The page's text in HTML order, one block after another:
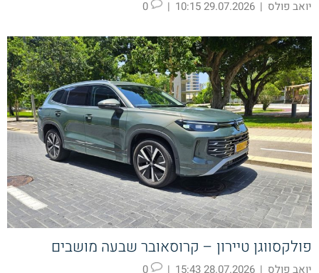
יואב פולס |
29.07.2026 10:15
|
פולקסווגן טיירון – קרוסאובר שבעה מושבים
יואב פולס |
28.07.2026 15:43
|